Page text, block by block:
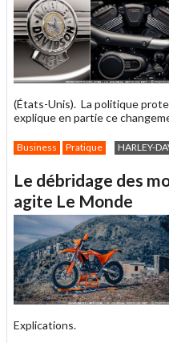
(États-Unis). La politique
explique en partie ce
Business Pratique HARLEY-
Le débridage des
agite Le Monde
Explications.